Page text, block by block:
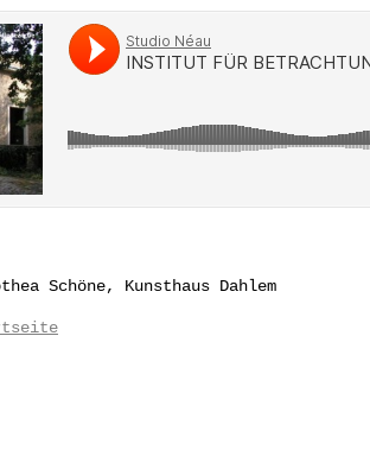
Schöne, Kunsthaus Dahlem